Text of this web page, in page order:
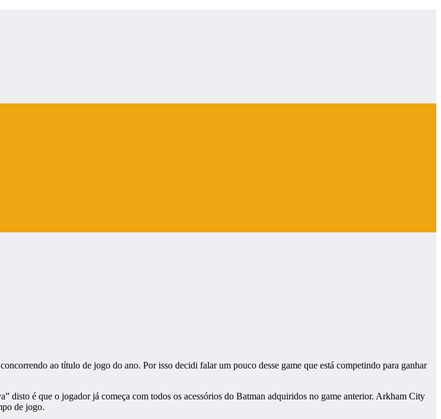
ao título de jogo do ano. Por isso decidi falar um pouco desse game que está competindo para ganhar
disto é que o jogador já começa com todos os acessórios do Batman adquiridos no game anterior. Arkham City
de jogo.